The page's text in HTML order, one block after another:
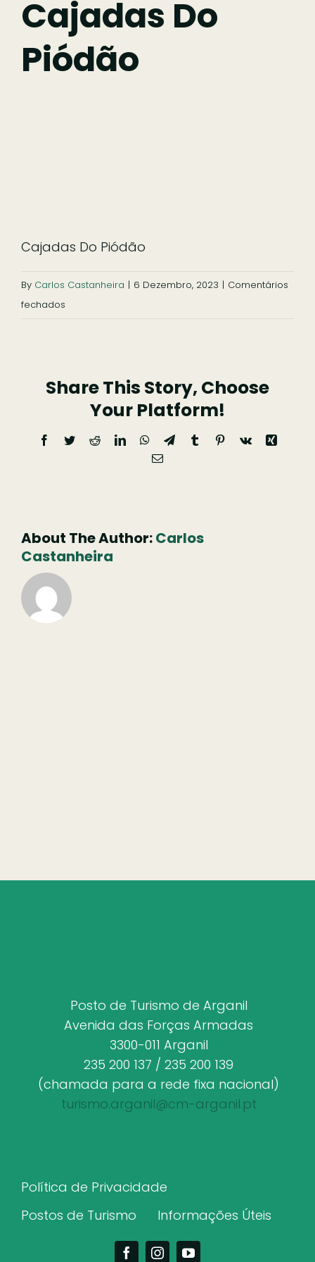
Cajadas Do
Piódão
Cajadas Do Piódão
By Carlos Castanheira | 6 Dezembro, 2023 | Comentários
fechados
Share This Story, Choose
Your Platform!
Facebook
TwitterRedditLinkedInWhatsApp
TelegramTumblrPinterest
Vk
Xing
Email
About The Author:Carlos
Castanheira
Posto de Turismo de Arganil
Avenida das Forças Armadas
3300-011 Arganil
235 200 137 / 235 200 139
(chamada para a rede fixa nacional)
turismo.arganil@cm-arganil.pt
Política de Privacidade
Postos de Turismo
Informações Úteis